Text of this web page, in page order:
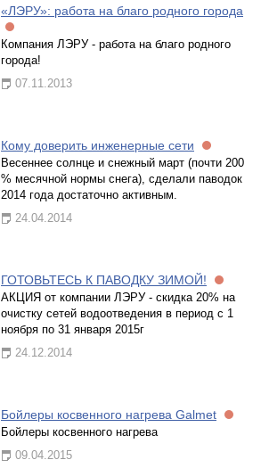
«ЛЭРУ»: работа на благо родного города
Компания ЛЭРУ - работа на благо родного
города!
07.11.2013
Кому доверить инженерные сети
Весеннее солнце и снежный март (почти 200
% месячной нормы снега), сделали паводок
2014 года достаточно активным.
24.04.2014
ГОТОВЬТЕСЬ К ПАВОДКУ ЗИМОЙ!
АКЦИЯ от компании ЛЭРУ - скидка 20% на
очистку сетей водоотведения в период с 1
ноября по 31 января 2015г
24.12.2014
Бойлеры косвенного нагрева Galmet
Бойлеры косвенного нагрева
09.04.2015